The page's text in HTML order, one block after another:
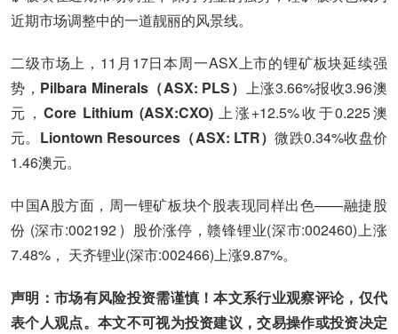
近期市场调整中的一道靓丽的风景线。
二级市场上，11月17日本周一ASX上市的锂矿板块延续强
势， Pilbara Minerals（ASX: PLS） 上涨3.66%报收3.96澳
元，Core Lithium (ASX:CXO)上涨+12.5%收于0.225澳
元。 Liontown Resources（ASX: LTR）微跌0.34%收盘价
1.46澳元。
中国A股方面，周一锂矿板块个股表现同样出色——融捷股
份 (深市:002192 ) 股价涨停，赣锋锂业(深市:002460)上涨
7.48%， 天齐锂业(深市:002466)上涨9.87%。
声明：市场有风险投资需谨慎！本文系行业观察评论，仅代
表个人观点。本文不可视为投资建议，交易操作或投资决定